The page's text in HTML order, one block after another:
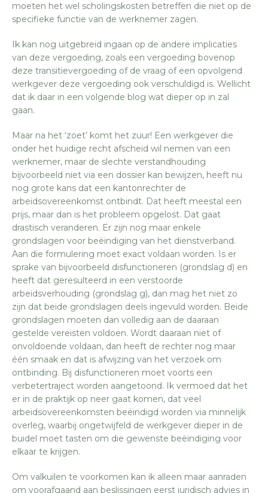
moeten het wel scholingskosten betreffen die niet op de
specifieke functie van de werknemer zagen.
Ik kan nog uitgebreid ingaan op de andere implicaties
van deze vergoeding, zoals een vergoeding bovenop
deze transitievergoeding of de vraag of een opvolgend
werkgever deze vergoeding ook verschuldigd is. Wellicht
dat ik daar in een volgende blog wat dieper op in zal
gaan.
Maar na het ‘zoet’ komt het zuur! Een werkgever die
onder het huidige recht afscheid wil nemen van een
werknemer, maar de slechte verstandhouding
bijvoorbeeld niet via een dossier kan bewijzen, heeft nu
nog grote kans dat een kantonrechter de
arbeidsovereenkomst ontbindt. Dat heeft meestal een
prijs, maar dan is het probleem opgelost. Dat gaat
drastisch veranderen. Er zijn nog maar enkele
grondslagen voor beëindiging van het dienstverband.
Aan die formulering moet exact voldaan worden. Is er
sprake van bijvoorbeeld disfunctioneren (grondslag d) en
heeft dat geresulteerd in een verstoorde
arbeidsverhouding (grondslag g), dan mag het niet zo
zijn dat beide grondslagen deels ingevuld worden. Beide
grondslagen moeten dan volledig aan de daaraan
gestelde vereisten voldoen. Wordt daaraan niet of
onvoldoende voldaan, dan heeft de rechter nog maar
één smaak en dat is afwijzing van het verzoek om
ontbinding. Bij disfunctioneren moet voorts een
verbetertraject worden aangetoond. Ik vermoed dat het
er in de praktijk op neer gaat komen, dat veel
arbeidsovereenkomsten beëindigd worden via minnelijk
overleg, waarbij ongetwijfeld de werkgever dieper in de
buidel moet tasten om die gewenste beëindiging voor
elkaar te krijgen.
Om valkuilen te voorkomen kan ik alleen maar aanraden
om voorafgaand aan beslissingen eerst juridisch advies in